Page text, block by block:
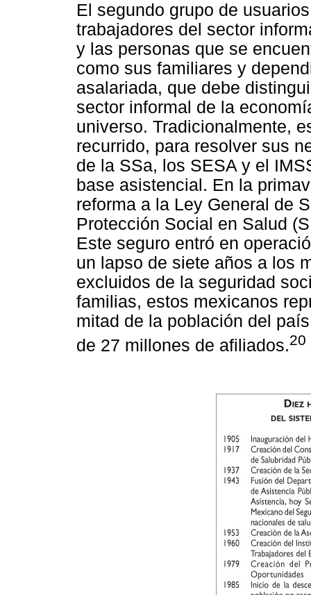
El segundo grupo de
trabajadores del sector
y las personas que se
como sus familiares y
asalariada, que debe
sector informal de la
universo. Tradicionalmente,
recurrido, para resolver sus
de la SSa, los SESA y el
base asistencial. En la
reforma a la Ley General de
Protección Social en Salud
Este seguro entró en
un lapso de siete años a los
excluidos de la seguridad
familias, estos mexicanos
mitad de la población del
de 27 millones de afiliados.20